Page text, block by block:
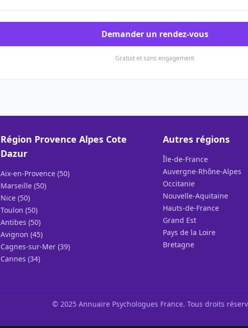
Demander un rendez-vous
Gratuit et sans engagement
Région Provence Alpes Cote
Dazur
Aix-en-Provence (50)
Marseille (50)
Nice (50)
Toulon (50)
Antibes (50)
Avignon (45)
Cagnes-sur-Mer (39)
Cannes (34)
Autres régions
Île-de-France
Auvergne-Rhône-Alpes
Occitanie
Nouvelle-Aquitaine
Hauts-de-France
Grand Est
Pays de la Loire
Bretagne
© 2025 Annuaire Psychologues France. Tous droits